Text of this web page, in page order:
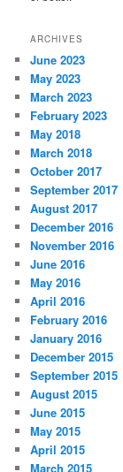
ARCHIVES
June 2023
May 2023
March 2023
February 2023
May 2018
March 2018
October 2017
September 2017
August 2017
December 2016
November 2016
June 2016
May 2016
April 2016
February 2016
January 2016
December 2015
September 2015
August 2015
June 2015
May 2015
April 2015
March 2015